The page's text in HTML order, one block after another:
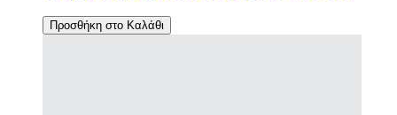
Προσθήκη στο Καλάθι